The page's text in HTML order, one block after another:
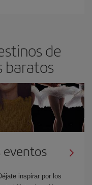
de
baratos
eventos
inspirar por los